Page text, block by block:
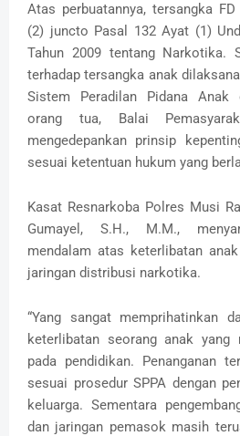
Atas perbuatannya, tersangka
(2) juncto Pasal 132 Ayat (1)
Tahun 2009 tentang Narkotika.
terhadap tersangka anak
Sistem Peradilan Pidana Anak
orang tua, Balai
mengedepankan prinsip
sesuai ketentuan hukum yang
Kasat Resnarkoba Polres Musi
Gumayel, S.H., M.M.,
mendalam atas keterlibatan
jaringan distribusi narkotika.
“Yang sangat memprihatinkan
keterlibatan seorang anak
pada pendidikan. Penanganan
sesuai prosedur SPPA dengan
keluarga. Sementara
dan jaringan pemasok masih